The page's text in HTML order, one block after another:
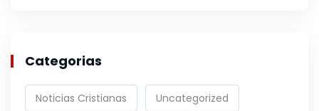
Categorias
Noticias Cristianas Uncategorized